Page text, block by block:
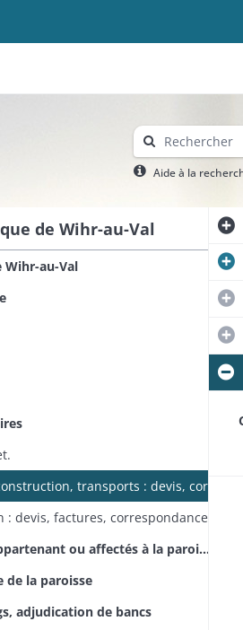
Aide à la
de Wihr-au-Val
Wihr-au-Val
: devis, factures, correspondance.
ou affectés à la paroisse
la paroisse
adjudication de bancs